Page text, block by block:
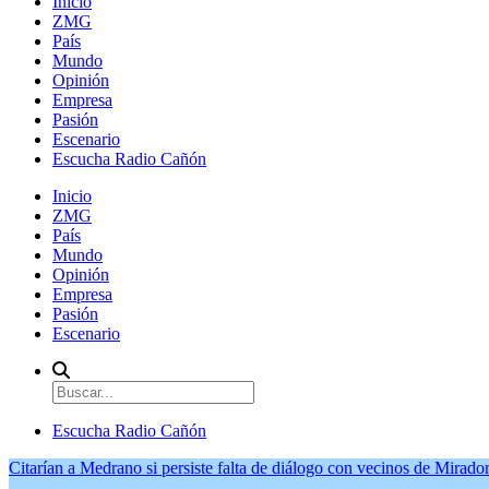
ZMG
País
Mundo
Opinión
Empresa
Pasión
Escenario
Escucha Radio Cañón
Inicio
ZMG
País
Mundo
Opinión
Empresa
Pasión
Escenario
Escucha Radio Cañón
Citarían a Medrano si persiste falta de diálogo con vecinos de